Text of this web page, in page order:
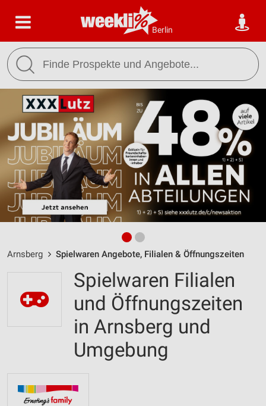
Berlin
Arnsberg Spielwaren Angebote, Filialen & Öffnungszeiten
Spielwaren Filialen
und Öffnungszeiten
in Arnsberg und
Umgebung